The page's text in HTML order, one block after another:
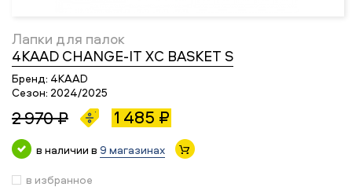
Лапки для палок
4KAAD CHANGE-IT XC BASKET S
Бренд: 4KAAD
Сезон: 2024/2025
2 970 ₽ 1 485 ₽
в наличии в 9 магазинах
в избранное